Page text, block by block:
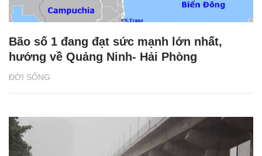
ĐỜI SỐNG
Bão số 1 đang đạt sức mạnh lớn nhất,
hướng về Quảng Ninh- Hải Phòng